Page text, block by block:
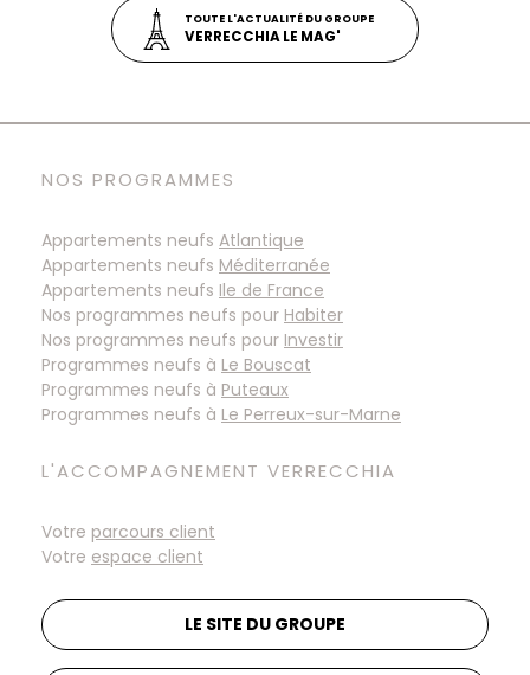
TOUTE L'ACTUALITÉ DU GROUPE
VERRECCHIA LE MAG'
NOS PROGRAMMES
Appartements neufs Atlantique
Appartements neufs Méditerranée
Appartements neufs Ile de France
Nos programmes neufs pour Habiter
Nos programmes neufs pour Investir
Programmes neufs à
Programmes neufs à
Programmes neufs à
L'ACCOMPAGNEMENT VERRECCHIA
Votre parcours client
Votre espace client
LE SITE DU GROUPE